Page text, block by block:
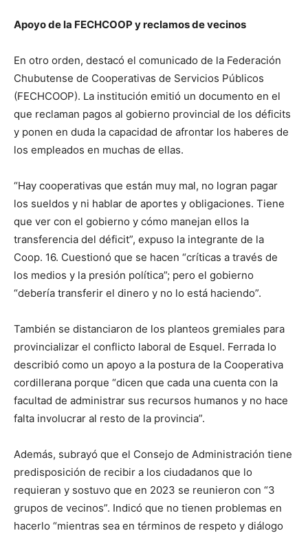
Apoyo de la FECHCOOP y reclamos de vecinos
En otro orden, destacó el comunicado de la Federación
Chubutense de Cooperativas de Servicios Públicos
(FECHCOOP). La institución emitió un documento en el
que reclaman pagos al gobierno provincial de los déficits
y ponen en duda la capacidad de afrontar los haberes de
los empleados en muchas de ellas.
“Hay cooperativas que están muy mal, no logran pagar
los sueldos y ni hablar de aportes y obligaciones. Tiene
que ver con el gobierno y cómo manejan ellos la
transferencia del déficit”, expuso la integrante de la
Coop. 16. Cuestionó que se hacen “críticas a través de
los medios y la presión política”; pero el gobierno
“debería transferir el dinero y no lo está haciendo”.
También se distanciaron de los planteos gremiales para
provincializar el conflicto laboral de Esquel. Ferrada lo
describió como un apoyo a la postura de la Cooperativa
cordillerana porque “dicen que cada una cuenta con la
facultad de administrar sus recursos humanos y no hace
falta involucrar al resto de la provincia”.
Además, subrayó que el Consejo de Administración tiene
predisposición de recibir a los ciudadanos que lo
requieran y sostuvo que en 2023 se reunieron con “3
grupos de vecinos”. Indicó que no tienen problemas en
hacerlo “mientras sea en términos de respeto y diálogo